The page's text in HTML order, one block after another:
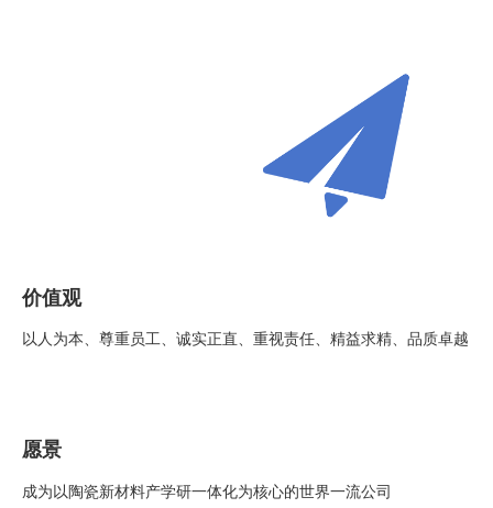
价值观
以人为本、尊重员工、诚实正直、重视责任、精益求精、品质卓越
愿景
成为以陶瓷新材料产学研一体化为核心的世界一流公司